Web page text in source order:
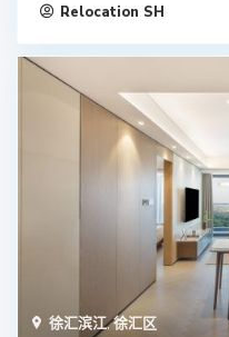
Relocation SH
徐汇滨江,徐汇区